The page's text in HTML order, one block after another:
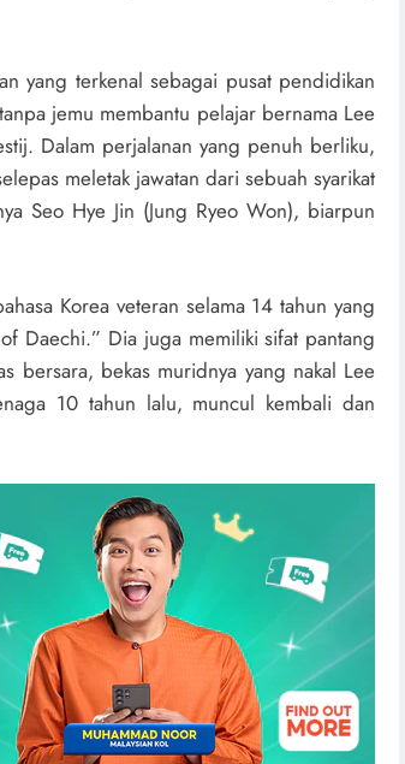
yang terkenal sebagai pusat pendidikan
jemu membantu pelajar bernama Lee
Dalam perjalanan yang penuh berliku,
meletak jawatan dari sebuah syarikat
Seo Hye Jin (Jung Ryeo Won), biarpun
Korea veteran selama 14 tahun yang
Daechi.” Dia juga memiliki sifat pantang
bersara, bekas muridnya yang nakal Lee
10 tahun lalu, muncul kembali dan